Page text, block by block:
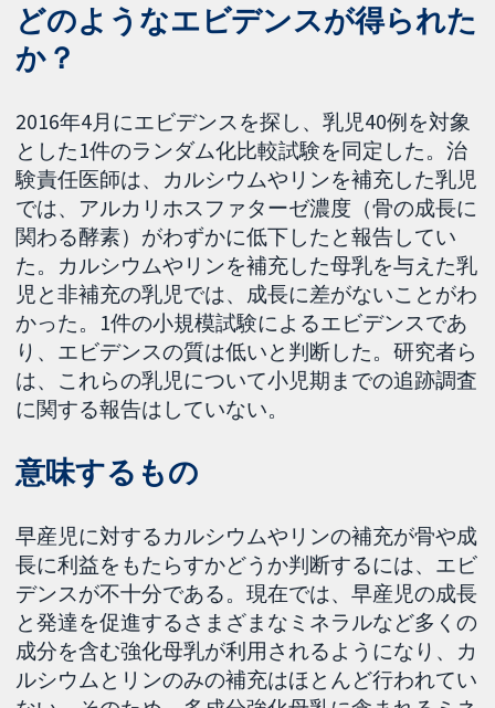
どのようなエビデンスが得られた
か？
2016年4月にエビデンスを探し、乳児40例を対象
とした1件のランダム化比較試験を同定した。治
験責任医師は、カルシウムやリンを補充した乳児
では、アルカリホスファターゼ濃度（骨の成長に
関わる酵素）がわずかに低下したと報告してい
た。カルシウムやリンを補充した母乳を与えた乳
児と非補充の乳児では、成長に差がないことがわ
かった。1件の小規模試験によるエビデンスであ
り、エビデンスの質は低いと判断した。研究者ら
は、これらの乳児について小児期までの追跡調査
に関する報告はしていない。
意味するもの
早産児に対するカルシウムやリンの補充が骨や成
長に利益をもたらすかどうか判断するには、エビ
デンスが不十分である。現在では、早産児の成長
と発達を促進するさまざまなミネラルなど多くの
成分を含む強化母乳が利用されるようになり、カ
ルシウムとリンのみの補充はほとんど行われてい